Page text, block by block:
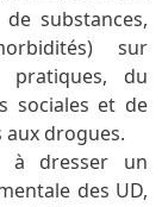
substances,
sur
pratiques, du
sociales et de
aux drogues.
à dresser un
des UD,